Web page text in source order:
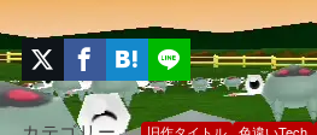
旧作タイトル 色違いTech